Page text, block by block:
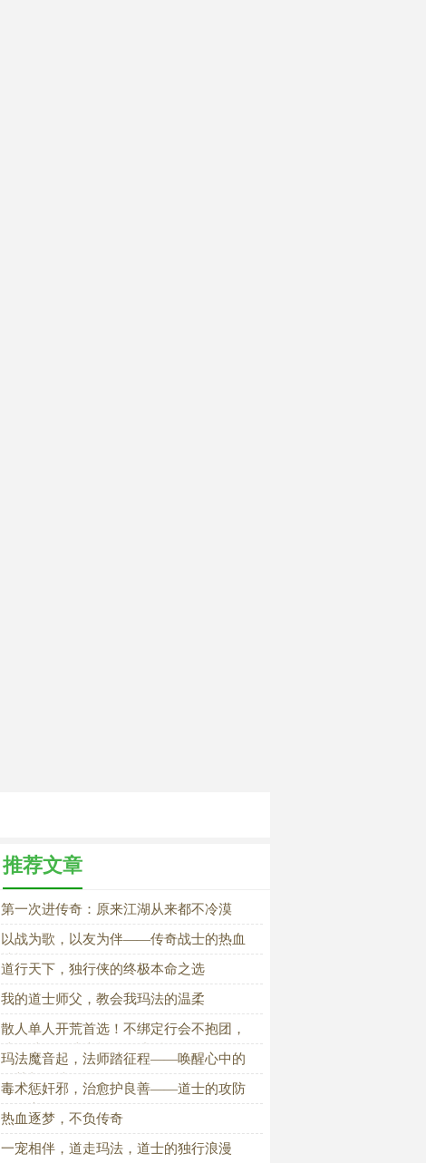
推荐文章
第一次进传奇：原来江湖从来都不冷漠
以战为歌，以友为伴——传奇战士的热血
情怀
道行天下，独行侠的终极本命之选
我的道士师父，教会我玛法的温柔
散人单人开荒首选！不绑定行会不抱团，
法师独行玛法也能自在成型
玛法魔音起，法师踏征程——唤醒心中的
智慧与激情
毒术惩奸邪，治愈护良善——道士的攻防
平衡之道
热血逐梦，不负传奇
一宠相伴，道走玛法，道士的独行浪漫